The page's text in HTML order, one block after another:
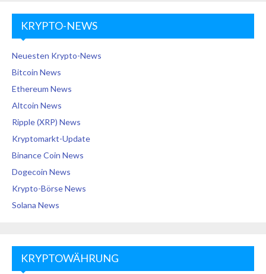
KRYPTO-NEWS
Neuesten Krypto-News
Bitcoin News
Ethereum News
Altcoin News
Ripple (XRP) News
Kryptomarkt-Update
Binance Coin News
Dogecoin News
Krypto-Börse News
Solana News
KRYPTOWÄHRUNG